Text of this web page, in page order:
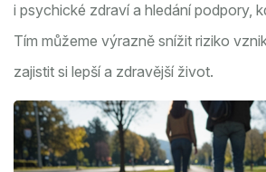
i psychické zdraví a hledání podpory,
Tím můžeme výrazně snížit riziko
zajistit si lepší a zdravější život.